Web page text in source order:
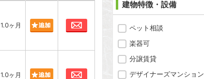
1.0ヶ月 お問合わせ
1.0ヶ月 お問合わせ
建物特徴・設備
ペット相談
楽器可
分譲賃貸
デザイナーズマンション